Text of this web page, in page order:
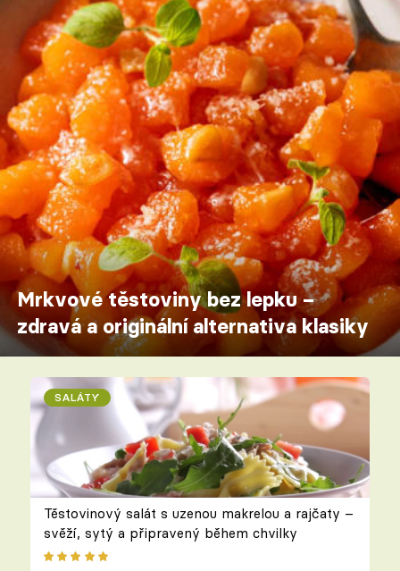
Mrkvové těstoviny bez lepku –
zdravá a originální alternativa klasiky
SALÁTY
Těstovinový salát s uzenou makrelou a rajčaty –
svěží, sytý a připravený během chvilky